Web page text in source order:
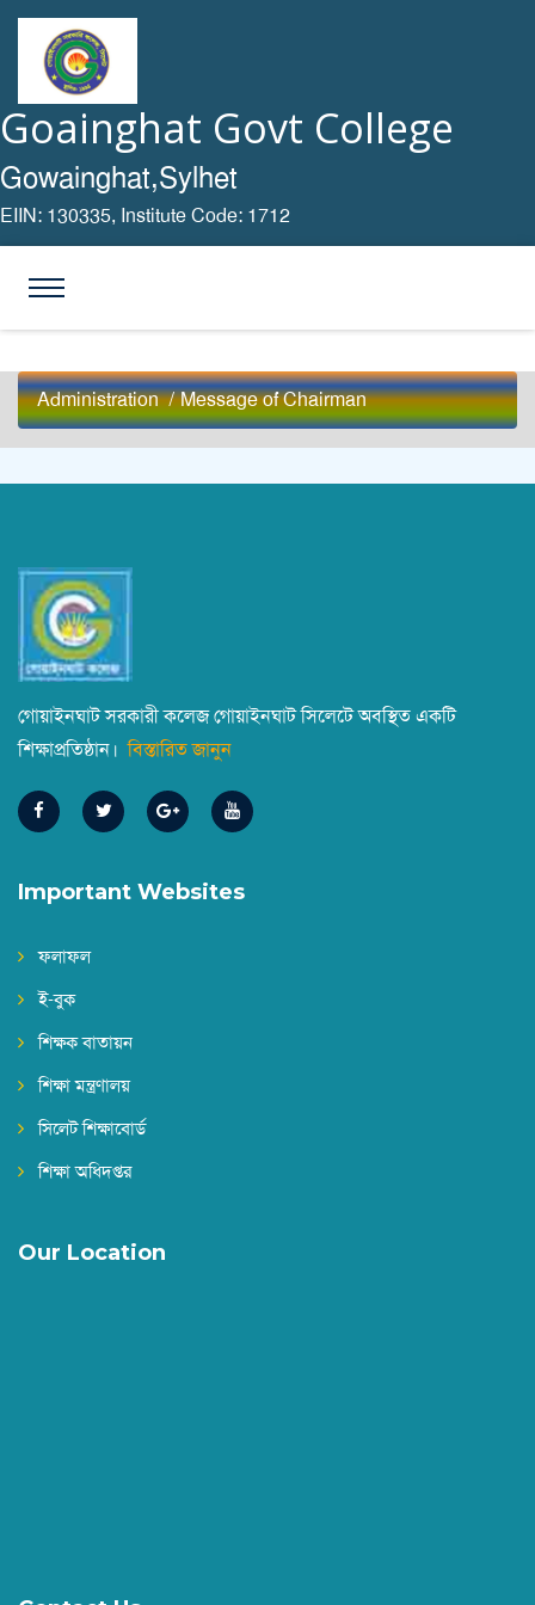
Goainghat Govt College
Gowainghat,Sylhet
EIIN: 130335, Institute Code: 1712
Administration/Message of Chairman
গোয়াইনঘাট সরকারী কলেজ গোয়াইনঘাট সিলেটে অবস্থিত একটি
শিক্ষাপ্রতিষ্ঠান। বিস্তারিত জানুন
Important Websites
ফলাফল
ই-বুক
শিক্ষক বাতায়ন
শিক্ষা মন্ত্রণালয়
সিলেট শিক্ষাবোর্ড
শিক্ষা অধিদপ্তর
Our Location